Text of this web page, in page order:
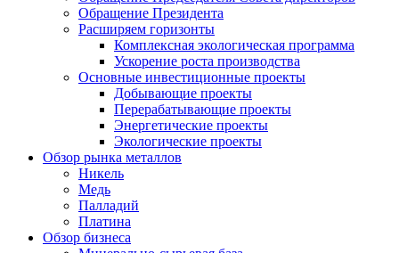
Обращение Президента
Расширяем горизонты
Комплексная экологическая программа
Ускорение роста производства
Основные инвестиционные проекты
Добывающие проекты
Перерабатывающие проекты
Энергетические проекты
Экологические проекты
Обзор рынка металлов
Никель
Медь
Палладий
Платина
Обзор бизнеса